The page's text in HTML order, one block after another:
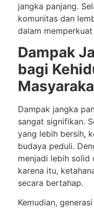
jangka panjang.
komunitas dan
dalam
Dampak
bagi
Dampak jangka
sangat signifikan.
yang lebih bersih,
budaya peduli.
menjadi lebih solid
karena itu,
secara bertahap.
Kemudian,